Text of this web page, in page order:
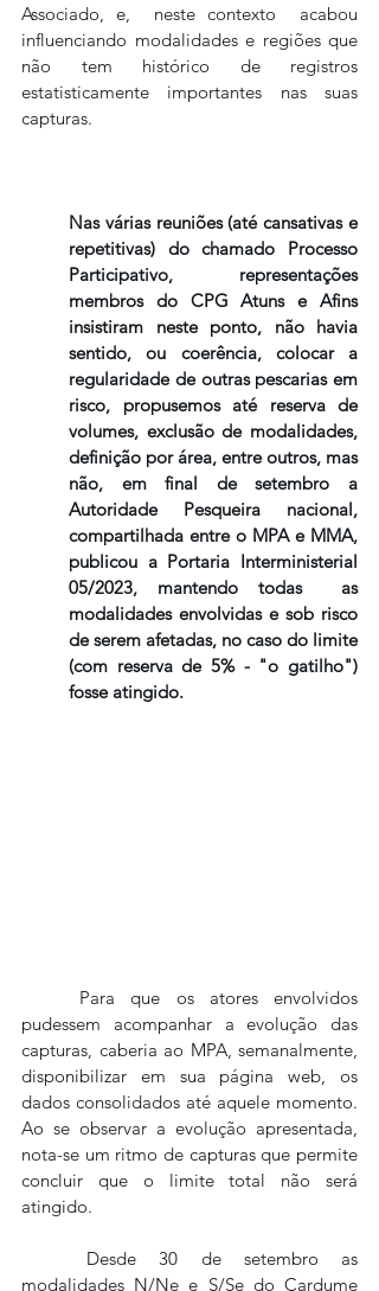
Associado, e,  neste contexto  acabou
influenciando modalidades e regiões que
não tem histórico de registros
estatisticamente importantes nas suas
capturas.
Nas várias reuniões (até cansativas e
repetitivas) do chamado Processo
Participativo, representações
membros do CPG Atuns e Afins
insistiram neste ponto, não havia
sentido, ou coerência, colocar a
regularidade de outras pescarias em
risco, propusemos até reserva de
volumes, exclusão de modalidades,
definição por área, entre outros, mas
não, em final de setembro a
Autoridade Pesqueira nacional,
compartilhada entre o MPA e MMA,
publicou a Portaria Interministerial
05/2023, mantendo todas  as
modalidades envolvidas e sob risco
de serem afetadas, no caso do limite
(com reserva de 5% - "o gatilho")
fosse atingido.
Para que os atores envolvidos
pudessem acompanhar a evolução das
capturas, caberia ao MPA, semanalmente,
disponibilizar em sua página web, os
dados consolidados até aquele momento.
Ao se observar a evolução apresentada,
nota-se um ritmo de capturas que permite
concluir que o limite total não será
atingido.
modalidades N/Ne e S/Se do Cardume